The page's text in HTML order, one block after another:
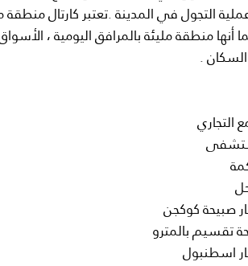
التجول في المدينة .تعتبر كارتال
منطقة مليئة بالمرافق اليومية ،
.